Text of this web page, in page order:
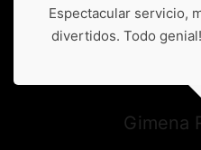
Gimena
Espectacular servicio,
divertidos. Todo